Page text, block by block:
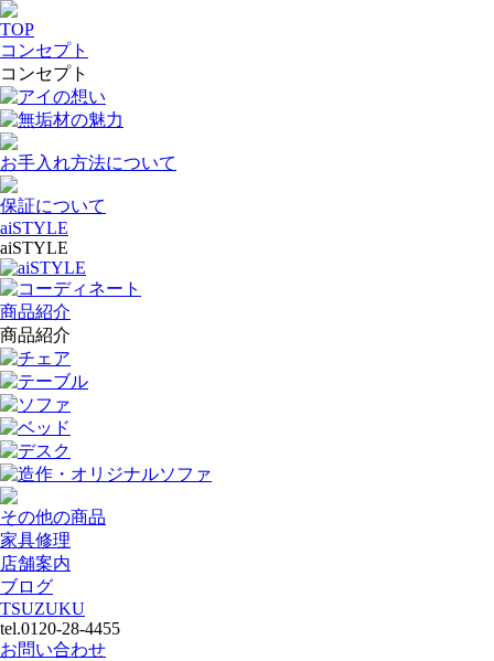
TOP
コンセプト
コンセプト
アイの想い
無垢材の魅力
お手入れ方法について
保証について
aiSTYLE
aiSTYLE
aiSTYLE
コーディネート
商品紹介
商品紹介
チェア
テーブル
ソファ
ベッド
デスク
造作・オリジナルソファ
その他の商品
家具修理
店舗案内
ブログ
TSUZUKU
tel.0120-28-4455
お問い合わせ